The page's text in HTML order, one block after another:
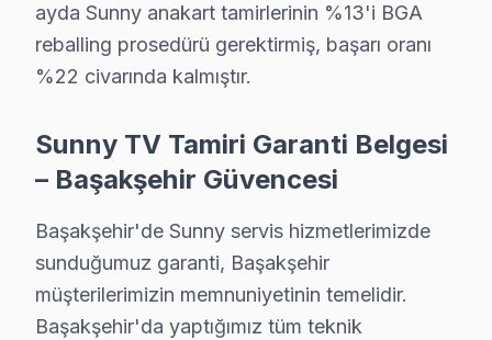
Başakşehir'da düzenli bakım yaptıran
Başakşehir'de Sunny Servis Hizmetleri
Sunny VA Panel ve LED Panel Tamiri: Sunny'ın
Anakart ve Güç Kartı Onarımı: BGA reballing ve
Sunny Yazılım ve Sistem Desteği: LED LED TV,
» Başakşehir'e ve çevre mahallelere yerinde servis
Şeffaf Fiyatlandırma ve Müşteri Memnuniyeti
ayda Sunny anakart tamirlerinin %13'i BGA
reballing prosedürü gerektirmiş, başarı oranı
%22 civarında kalmıştır.
Sunny TV Tamiri Garanti Belgesi
– Başakşehir Güvencesi
Başakşehir'de Sunny servis hizmetlerimizde
sunduğumuz garanti, Başakşehir
müşterilerimizin memnuniyetinin temelidir.
Başakşehir'da yaptığımız tüm teknik